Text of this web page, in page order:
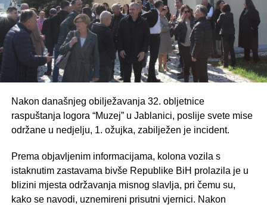
Nakon današnjeg obilježavanja 32. obljetnice
raspuštanja logora “Muzej” u Jablanici, poslije svete mise
održane u nedjelju, 1. ožujka, zabilježen je incident.
Prema objavljenim informacijama, kolona vozila s
istaknutim zastavama bivše Republike BiH prolazila je u
blizini mjesta održavanja misnog slavlja, pri čemu su,
kako se navodi, uznemireni prisutni vjernici. Nakon